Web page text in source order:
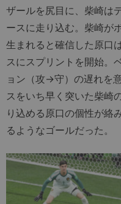
ザールを尻目に、柴崎は
ースに走り込む。柴崎が
生まれると確信した原口
スにスプリントを開始。
ョン（攻→守）の遅れを
スをいち早く突いた柴崎
り込める原口の個性が絡
るようなゴールだった。